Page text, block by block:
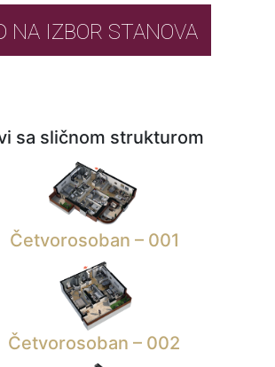
NAZAD NA IZBOR STANOVA
sa sličnom strukturom
Četvorosoban – 001
Četvorosoban – 002